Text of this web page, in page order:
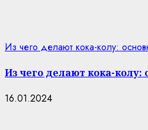
Из чего делают кока-колу:
Из чего делают кока-
16.01.2024